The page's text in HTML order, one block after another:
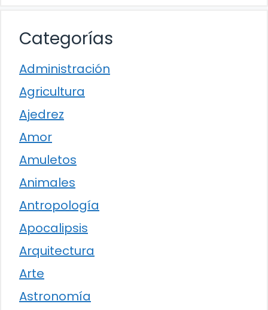
Categorías
Administración
Agricultura
Ajedrez
Amor
Amuletos
Animales
Antropología
Apocalipsis
Arquitectura
Arte
Astronomía